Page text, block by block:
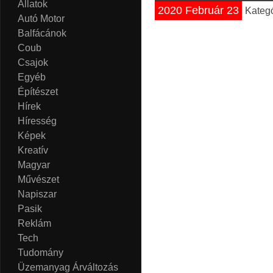
Állatok
Autó Motor
Balfácánok
Coub
Csajok
Egyéb
Építészet
Hírek
Híresség
Képek
Kreatív
Magyar
Művészet
Napiszar
Pasik
Reklám
Tech
Tudomány
Üzemanyag Árváltozás
2020 Február 23